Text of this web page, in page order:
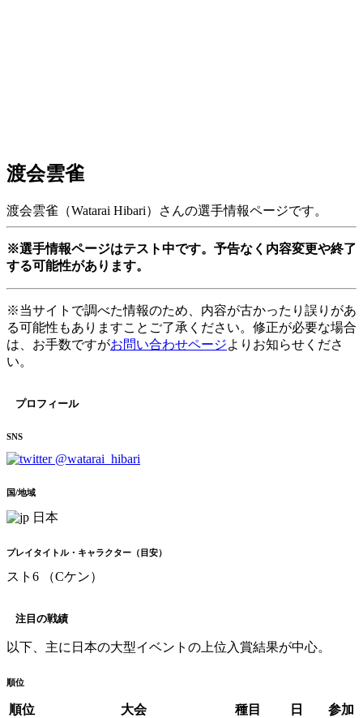
渡会雲雀
渡会雲雀（Watarai Hibari）さんの選手情報ページです。
※選手情報ページはテスト中です。予告なく内容変更や終了
する可能性があります。
※当サイトで調べた情報のため、内容が古かったり誤りがあ
る可能性もありますことご了承ください。修正が必要な場合
は、お手数ですがお問い合わせページよりお知らせくださ
い。
プロフィール
SNS
@watarai_hibari
国/地域
日本
プレイタイトル・キャラクター（目安）
スト6 （Cケン）
注目の戦績
以下、主に日本の大型イベントの上位入賞結果が中心。
順位
順位 大会 種目 日 参加